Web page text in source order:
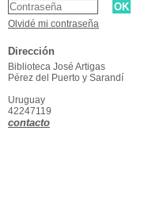
Olvidé mi contraseña
Dirección
Biblioteca José Artigas
Pérez del Puerto y Sarandí
Uruguay
42247119
contacto